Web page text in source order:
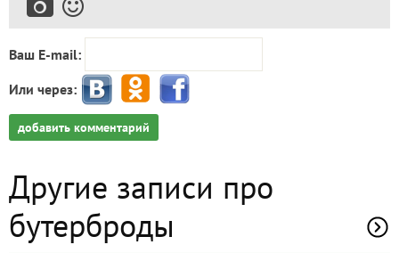
Ваш E-mail:
Или через:
добавить комментарий
Другие записи про
бутерброды